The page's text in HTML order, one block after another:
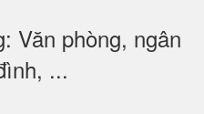
Văn phòng, ngân
...